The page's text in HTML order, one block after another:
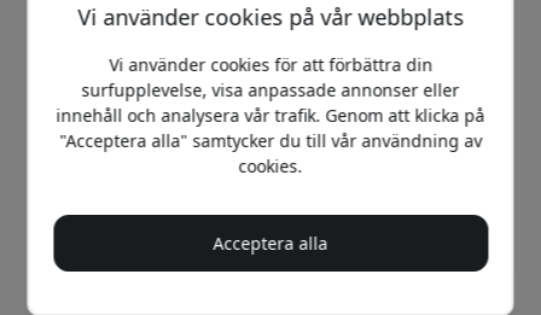
persilja för Smart Garden
inomhusodling
3-pack refill för Smart
Garden
Kompatibel med Starter
Smart Garden – ätbar
salvia för inomhusodling
året runt
Refill 3-pack för Smart
Garden
Odla salvia enkelt
inomhus
Vi använder cookies på vår webbplats
Vi använder cookies för att förbättra din
surfupplevelse, visa anpassade annonser eller
innehåll och analysera vår trafik. Genom att klicka på
"Acceptera alla" samtycker du till vår användning av
cookies.
Acceptera alla